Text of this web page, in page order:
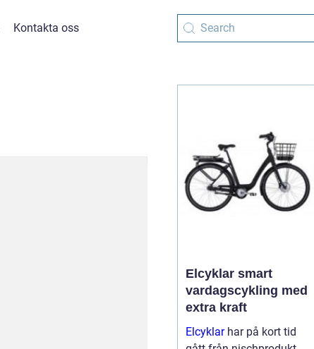
Kontakta oss
Elcyklar smart
vardagscykling med
extra kraft
Elcyklarhar på kort tid